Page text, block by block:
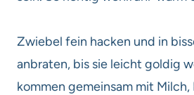
Zwiebel fein hacken und in
anbraten, bis sie leicht goldig
kommen gemeinsam mit Milch,